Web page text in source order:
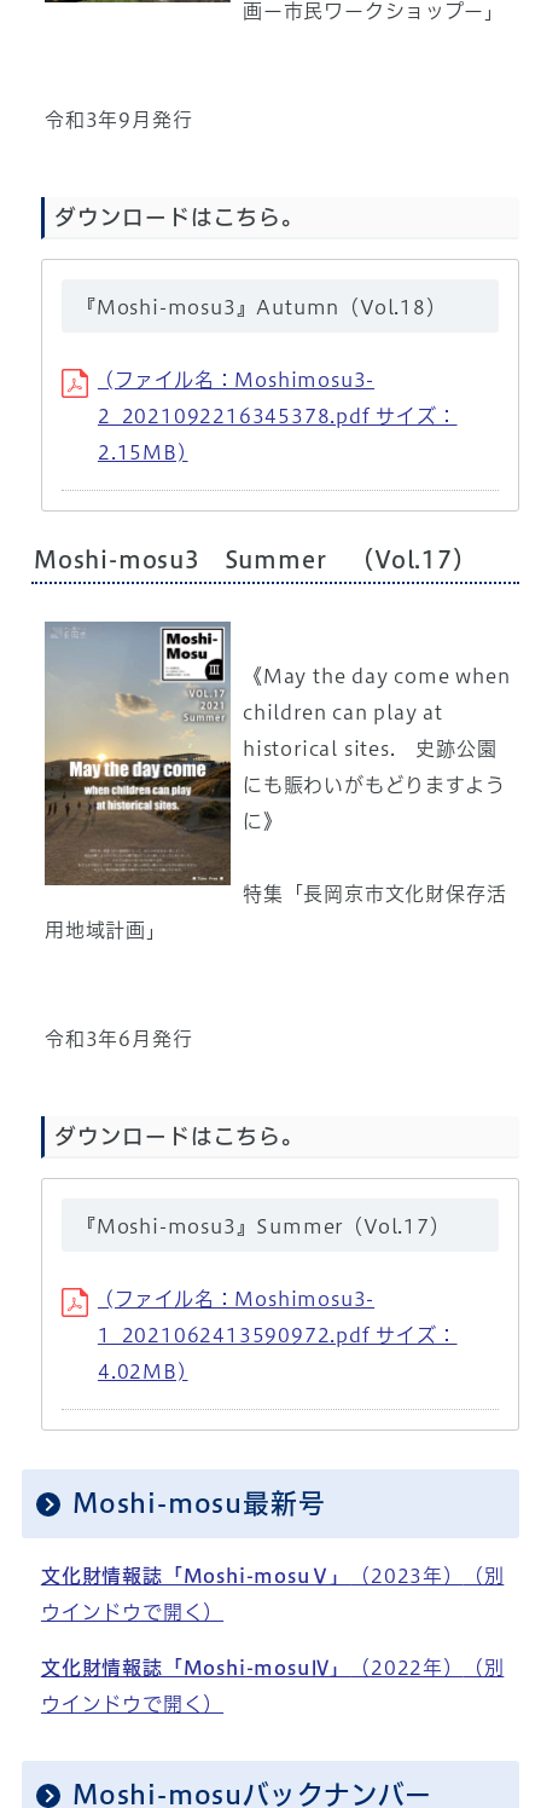
画ー市民ワークショップー」
令和3年9月発行
ダウンロードはこちら。
『Moshi-mosu3』Autumn（Vol.18）
(ファイル名：Moshimosu3-
2_2021092216345378.pdf サイズ：
2.15MB)
Moshi-mosu3 Summer （Vol.17）
《May the day come when
children can play at
historical sites. 史跡公園
にも賑わいがもどりますよう
に》
特集「長岡京市文化財保存活
用地域計画」
令和3年6月発行
ダウンロードはこちら。
『Moshi-mosu3』Summer（Vol.17）
(ファイル名：Moshimosu3-
1_2021062413590972.pdf サイズ：
4.02MB)
Moshi-mosu最新号
文化財情報誌「Moshi-mosuⅤ」 （2023年）
（別
ウインドウで開く）
文化財情報誌「Moshi-mosuⅣ」 （2022年）
（別
ウインドウで開く）
Moshi-mosuバックナンバー